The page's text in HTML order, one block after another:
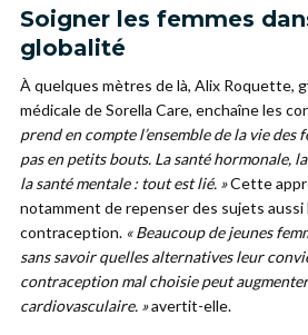
Soigner les femmes
globalité
À quelques mètres de là, Alix Roquette,
médicale de Sorella Care, enchaîne les
prend en compte l’ensemble de la vie des
pas en petits bouts. La santé hormonale,
la santé mentale : tout est lié. »Cette
notamment de repenser des sujets aussi
contraception. « Beaucoup de jeunes
sans savoir quelles alternatives leur
contraception mal choisie peut
cardiovasculaire. »avertit-elle.